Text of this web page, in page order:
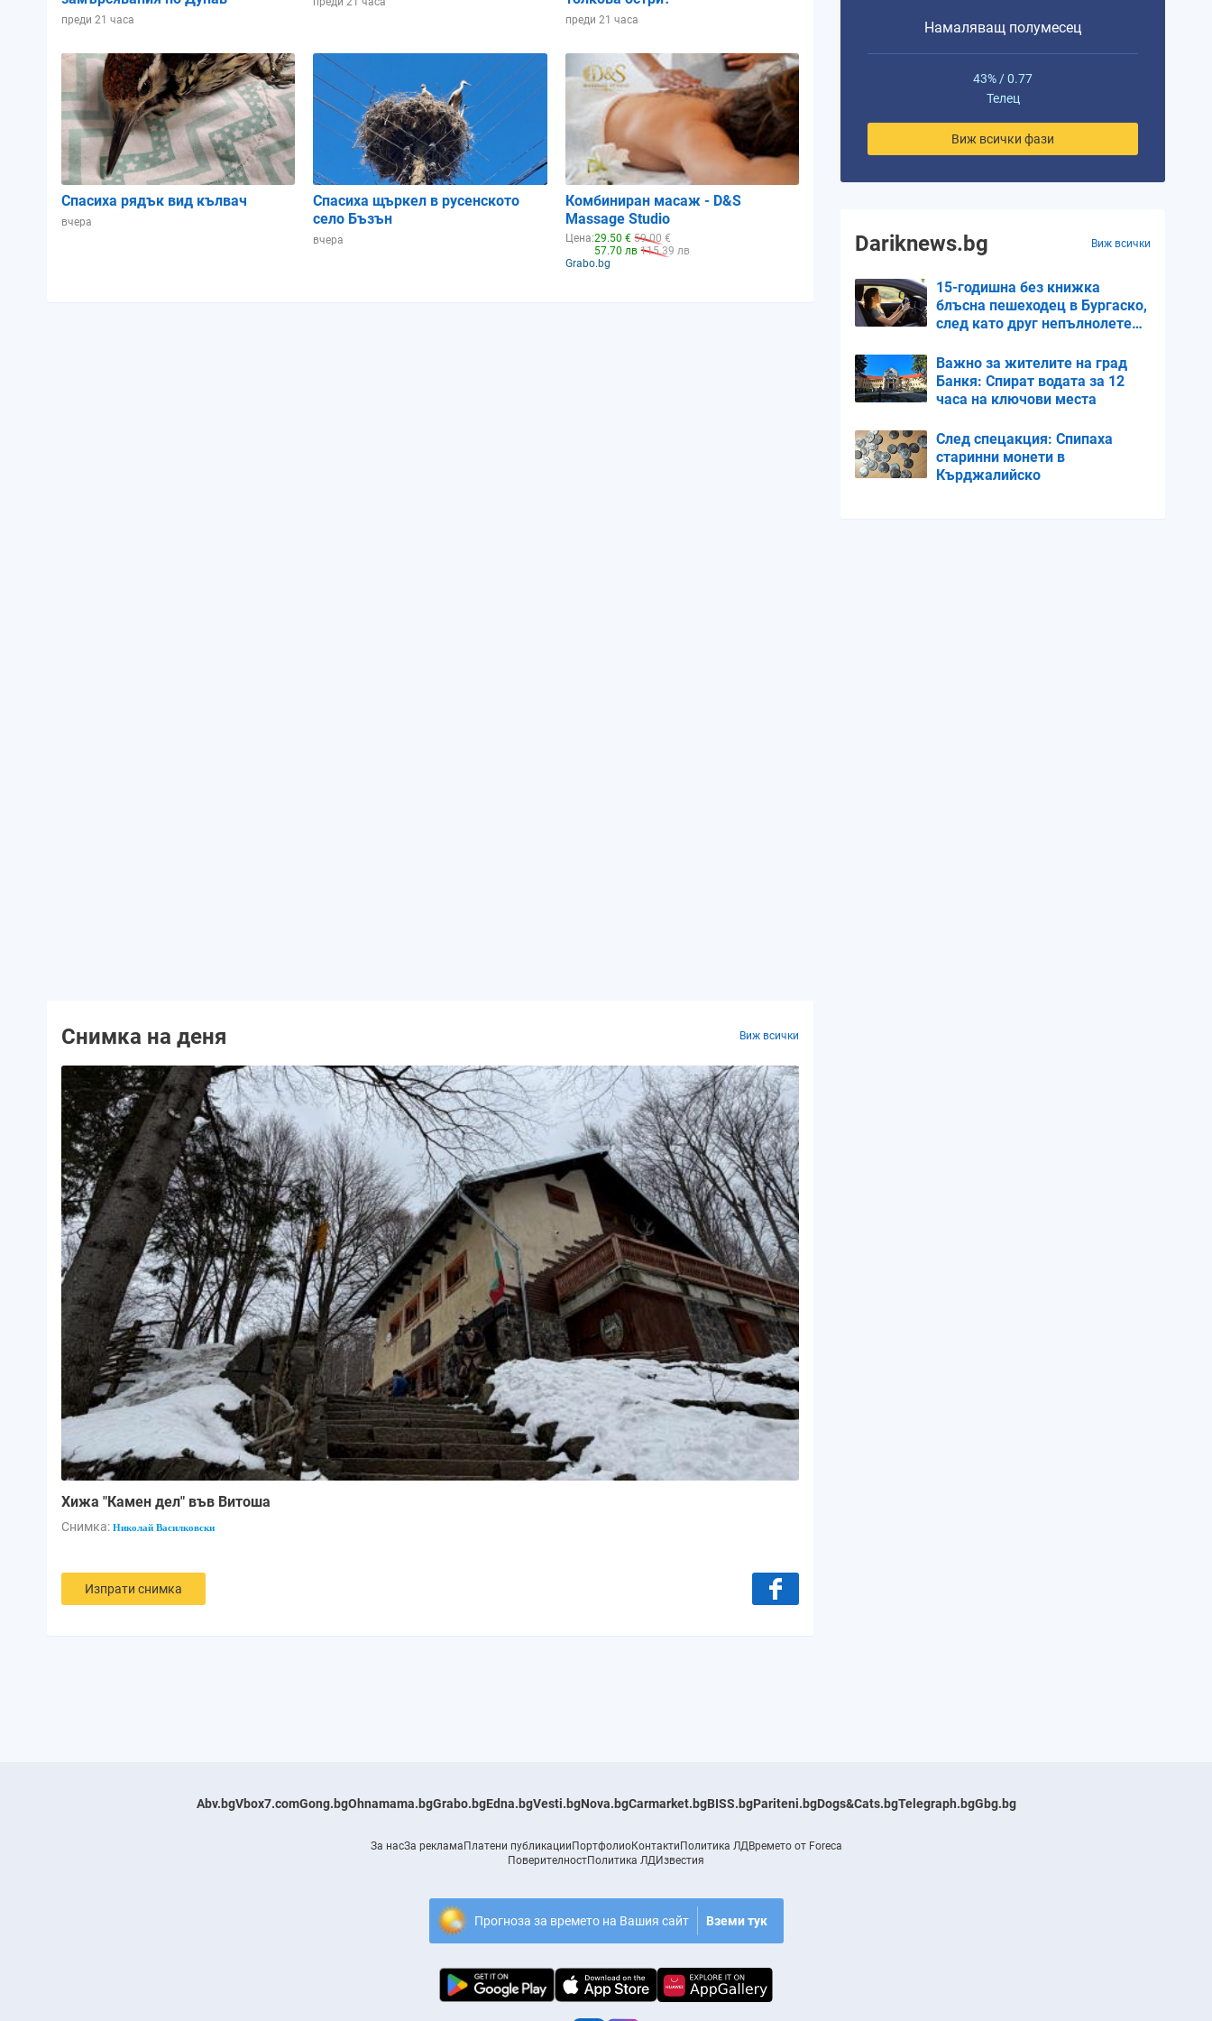
преди 21 часа преди 21 часа
Спасиха рядък вид кълвач
вчера
Спасиха щъркел в русенското
село Бъзън
вчера
Комбиниран масаж - D&S
Massage Studio
Цена:29.50 € 59.00 €
57.70 лв 115.39 лв
Grabo.bg
Снимка на деня Виж всички
Хижа "Камен дел" във Витоша
Снимка: Николай Василковски
Изпрати снимка
Намаляващ полумесец
43% / 0.77
Телец
Виж всички фази
Dariknews.bg Виж всички
15-годишна без книжка
блъсна пешеходец в Бургаско,
след като друг непълнолетен
Важно за жителите на град
Банкя: Спират водата за 12
часа на ключови места
След спецакция: Спипаха
старинни монети в
Кърджалийско
Abv.bgVbox7.comGong.bgOhnamama.bgGrabo.bgEdna.bgVesti.bgNova.bgCarmarket.bgBISS.bgPariteni.bgDogs&Cats.bgTelegraph.bgGbg.bg
За насЗа рекламаПлатени публикацииПортфолиоКонтактиПолитика ЛДВремето от Foreca
ПоверителностПолитика ЛДИзвестия
Прогноза за времето на Вашия сайт Вземи тук